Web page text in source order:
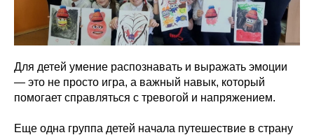
Для детей умение распознавать и выражать эмоции
— это не просто игра, а важный навык, который
помогает справляться с тревогой и напряжением.
Еще одна группа детей начала путешествие в страну